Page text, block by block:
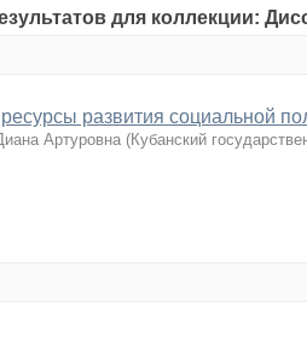
для коллекции:
развития социальной
Артуровна (Кубанский